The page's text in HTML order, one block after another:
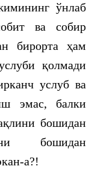
ўнлаб
ва собир
бирорта ҳам
қолмади
услуб ва
эмас, балки
бошидан
бошидан
а?!